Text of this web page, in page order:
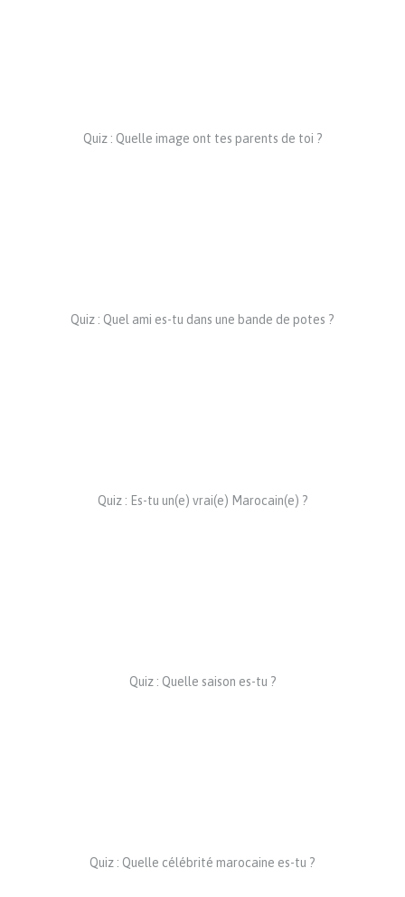
Quiz : Quelle image ont tes parents de toi ?
Quiz : Quel ami es-tu dans une bande de potes ?
Quiz : Es-tu un(e) vrai(e) Marocain(e) ?
Quiz : Quelle saison es-tu ?
Quiz : Quelle célébrité marocaine es-tu ?